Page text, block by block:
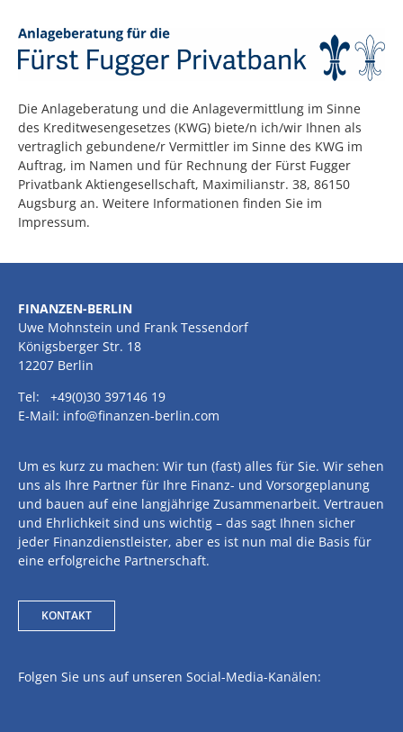
Die Anlageberatung und die Anlagevermittlung im Sinne
des Kreditwesengesetzes (KWG) biete/n ich/wir Ihnen als
vertraglich gebundene/r Vermittler im Sinne des KWG im
Auftrag, im Namen und für Rechnung der Fürst Fugger
Privatbank Aktiengesellschaft, Maximilianstr. 38, 86150
Augsburg an. Weitere Informationen finden Sie im
Impressum.
FINANZEN-BERLIN
Uwe Mohnstein und Frank Tessendorf
Königsberger Str. 18
12207 Berlin
Tel: +49(0)30 397146 19
E-Mail: info@finanzen-berlin.com
Um es kurz zu machen: Wir tun (fast) alles für Sie. Wir sehen
uns als Ihre Partner für Ihre Finanz- und Vorsorgeplanung
und bauen auf eine langjährige Zusammenarbeit. Vertrauen
und Ehrlichkeit sind uns wichtig – das sagt Ihnen sicher
jeder Finanzdienstleister, aber es ist nun mal die Basis für
eine erfolgreiche Partnerschaft.
KONTAKT
Folgen Sie uns auf unseren Social-Media-Kanälen: